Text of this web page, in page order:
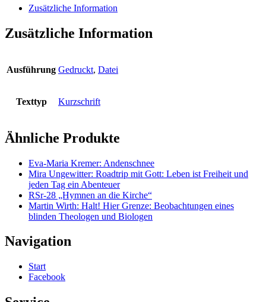
Nelles,
Michaele:
Rückenschule
gegen
Schmerz
Zusätzliche Information
Zusätzliche Information
Ausführung Gedruckt, Datei
Texttyp Kurzschrift
Ähnliche Produkte
Eva-Maria Kremer: Andenschnee
Mira Ungewitter: Roadtrip mit Gott: Leben ist Freiheit und
jeden Tag ein Abenteuer
RSr-28 „Hymnen an die Kirche“
Martin Wirth: Halt! Hier Grenze: Beobachtungen eines
blinden Theologen und Biologen
Navigation
Start
Facebook